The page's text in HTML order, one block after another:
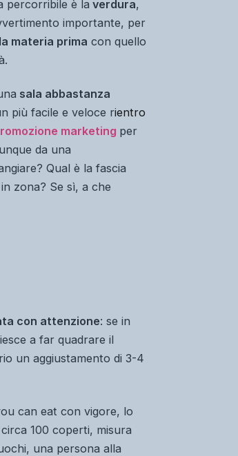
percorribile è la verdura,
importante, per
materia prima con quello
sala abbastanza
più facile e veloce rientro
marketing per
da una
Qual è la fascia
in zona? Se sì, a che
con attenzione: se in
a far quadrare il
un aggiustamento di 3-4
can eat con vigore, lo
100 coperti, misura
una persona alla